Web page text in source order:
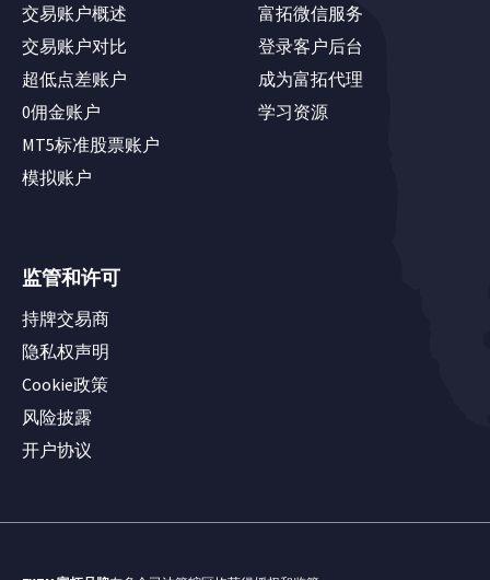
监管和许可
持牌交易商
隐私权声明
Cookie政策
风险披露
开户协议
交易账户概述
交易账户对比
超低点差账户
0佣金账户
MT5标准股票账户
模拟账户
富拓微信服务
登录客户后台
成为富拓代理
学习资源